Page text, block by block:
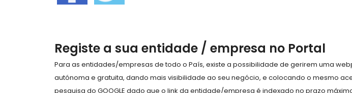
Registe a sua entidade / empresa no Portal
Para as entidades/empresas de todo o País, existe a possibilidade de gerirem uma
autónoma e gratuita, dando mais visibilidade ao seu negócio, e colocando o mesmo
pesquisa do GOOGLE dado que o link da entidade/empresa é indexado no prazo